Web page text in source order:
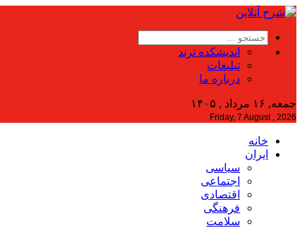
اندیشکده ترند
تبلیغات
درباره ما
جمعه, ۱۶ مرداد , ۱۴۰۵
Friday, 7 August , 2026
خانه
ایران
سیاسی
اجتماعی
اقتصادی
فرهنگی
سلامت